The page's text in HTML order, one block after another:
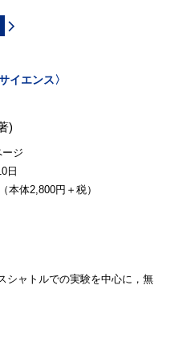
イエンス〉
)
ジ
日
本体2,800円＋税）
シャトルでの実験を中心に，無